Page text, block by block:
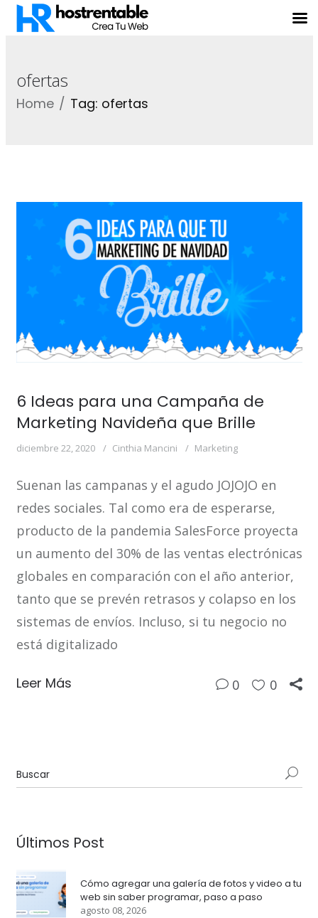
ofertas
Home Tag: ofertas
6 Ideas para una Campaña de
Marketing Navideña que Brille
diciembre 22, 2020 Cinthia Mancini Marketing
Suenan las campanas y el agudo JOJOJO en
redes sociales. Tal como era de esperarse,
producto de la pandemia SalesForce proyecta
un aumento del 30% de las ventas electrónicas
globales en comparación con el año anterior,
tanto que se prevén retrasos y colapso en los
sistemas de envíos. Incluso, si tu negocio no
está digitalizado
Leer Más 0 0
Últimos Post
Cómo agregar una galería de fotos y video a tu
web sin saber programar, paso a paso
agosto 08, 2026